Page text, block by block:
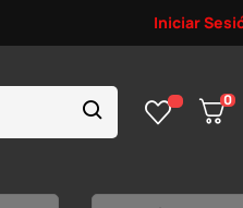
Iniciar
0